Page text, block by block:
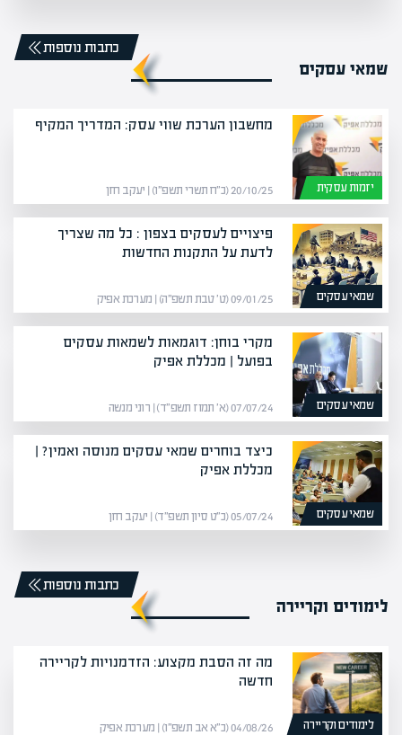
שמאי עסקים
כתבות נוספות
יזמות עסקית
מחשבון הערכת שווי עסק: המדריך המקיף
20/10/25 (כ״ח תשרי תשפ״ו) | יעקב חזן
שמאי עסקים
פיצויים לעסקים בצפון : כל מה שצריך
לדעת על התקנות החדשות
09/01/25 (ט׳ טבת תשפ״ה) | מערכת אפיק
שמאי עסקים
מקרי בוחן: דוגמאות לשמאות עסקים
בפועל | מכללת אפיק
07/07/24 (א׳ תמוז תשפ״ד) | רוני מנשה
שמאי עסקים
כיצד בוחרים שמאי עסקים מנוסה ואמין? |
מכללת אפיק
05/07/24 (כ״ט סיון תשפ״ד) | יעקב חזן
לימודים וקריירה
כתבות נוספות
לימודים וקריירה
מה זה הסבת מקצוע: הזדמנויות לקריירה
חדשה
04/08/26 (כ״א אב תשפ״ו) | מערכת אפיק